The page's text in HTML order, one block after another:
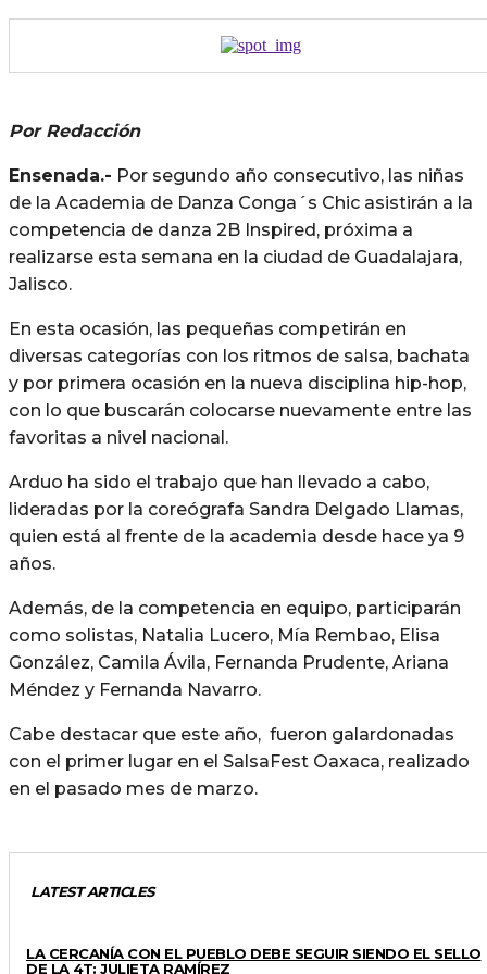
Por Redacción
Ensenada.- Por segundo año consecutivo, las niñas
de la Academia de Danza Conga´s Chic asistirán a la
competencia de danza 2B Inspired, próxima a
realizarse esta semana en la ciudad de Guadalajara,
Jalisco.
En esta ocasión, las pequeñas competirán en
diversas categorías con los ritmos de salsa, bachata
y por primera ocasión en la nueva disciplina hip-hop,
con lo que buscarán colocarse nuevamente entre las
favoritas a nivel nacional.
Arduo ha sido el trabajo que han llevado a cabo,
lideradas por la coreógrafa Sandra Delgado Llamas,
quien está al frente de la academia desde hace ya 9
años.
Además, de la competencia en equipo, participarán
como solistas, Natalia Lucero, Mía Rembao, Elisa
González, Camila Ávila, Fernanda Prudente, Ariana
Méndez y Fernanda Navarro.
Cabe destacar que este año, fueron galardonadas
con el primer lugar en el SalsaFest Oaxaca, realizado
en el pasado mes de marzo.
LATEST ARTICLES
LA CERCANÍA CON EL PUEBLO DEBE SEGUIR SIENDO EL SELLO
DE LA 4T: JULIETA RAMÍREZ